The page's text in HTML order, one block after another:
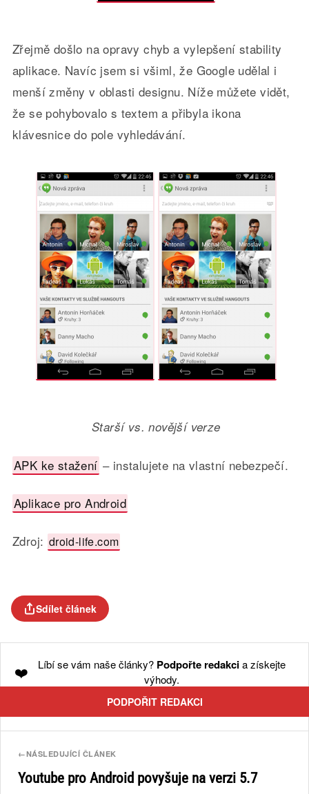
Zřejmě došlo na opravy chyb a vylepšení stability
aplikace. Navíc jsem si všiml, že Google udělal i
menší změny v oblasti designu. Níže můžete vidět,
že se pohybovalo s textem a přibyla ikona
klávesnice do pole vyhledávání.
Starší vs. novější verze
APK ke stažení – instalujete na vlastní nebezpečí.
Aplikace pro Android
Zdroj: droid-life.com
Sdílet článek
❤️ Líbí se vám naše články? Podpořte redakcia získejte
výhody.
PODPOŘIT REDAKCI
←NÁSLEDUJÍCÍ ČLÁNEK
Youtube pro Android povyšuje na verzi 5.7